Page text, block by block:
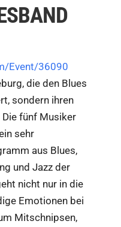
Event/36090
die den Blues
sondern ihren
fünf Musiker
sehr
aus Blues,
und Jazz der
nicht nur in die
Emotionen bei
Mitschnipsen,